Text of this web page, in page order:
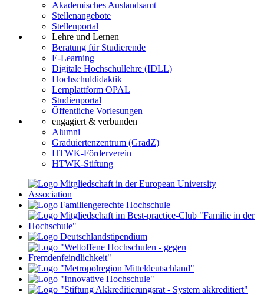
Akademisches Auslandsamt
Stellenangebote
Stellenportal
Lehre und Lernen
Beratung für Studierende
E-Learning
Digitale Hochschullehre (IDLL)
Hochschuldidaktik +
Lernplattform OPAL
Studienportal
Öffentliche Vorlesungen
engagiert & verbunden
Alumni
Graduiertenzentrum (GradZ)
HTWK-Förderverein
HTWK-Stiftung